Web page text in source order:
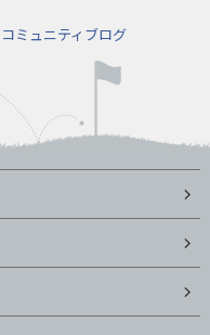
コミュニティブログ